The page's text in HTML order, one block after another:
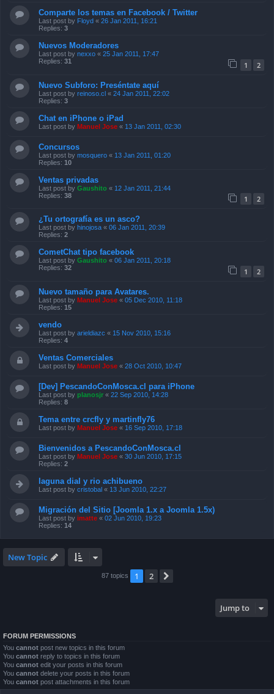
Comparte los temas en Facebook / Twitter
Last post by Floyd « 26 Jan 2011, 16:21
Replies: 3
Nuevos Moderadores
Last post by nexxo « 25 Jan 2011, 17:47
Replies: 31 1 2
Nuevo Subforo: Preséntate aquí
Last post by reinoso.cl « 24 Jan 2011, 22:02
Replies: 3
Chat en iPhone o iPad
Last post by Manuel Jose « 13 Jan 2011, 02:30
Concursos
Last post by mosquero « 13 Jan 2011, 01:20
Replies: 10
Ventas privadas
Last post by Gaushito « 12 Jan 2011, 21:44
Replies: 38 1 2
¿Tu ortografía es un asco?
Last post by hinojosa « 06 Jan 2011, 20:39
Replies: 2
CometChat tipo facebook
Last post by Gaushito « 06 Jan 2011, 20:18
Replies: 32 1 2
Nuevo tamaño para Avatares.
Last post by Manuel Jose « 05 Dec 2010, 11:18
Replies: 15
vendo
Last post by arieldiazc « 15 Nov 2010, 15:16
Replies: 4
Ventas Comerciales
Last post by Manuel Jose « 28 Oct 2010, 10:47
[Dev] PescandoConMosca.cl para iPhone
Last post by planosjr « 22 Sep 2010, 14:28
Replies: 8
Tema entre crcfly y martinfly76
Last post by Manuel Jose « 16 Sep 2010, 17:18
Bienvenidos a PescandoConMosca.cl
Last post by Manuel Jose « 30 Jun 2010, 17:15
Replies: 2
laguna dial y rio achibueno
Last post by cristobal « 13 Jun 2010, 22:27
Migración del Sitio [Joomla 1.x a Joomla 1.5x)
Last post by imatte « 02 Jun 2010, 19:23
Replies: 14
New Topic
87 topics 1 2
Jump to
FORUM PERMISSIONS
You cannot post new topics in this forum
You cannot reply to topics in this forum
You cannot edit your posts in this forum
You cannot delete your posts in this forum
You cannot post attachments in this forum